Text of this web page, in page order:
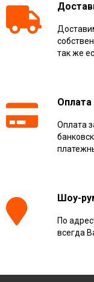
так же
Оплата
Оплата
Шоу-
По
всегда